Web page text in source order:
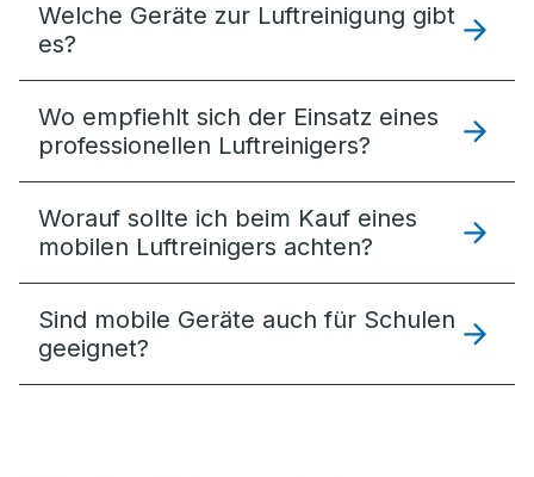
Welche Geräte zur Luftreinigung gibt
es?
Wo empfiehlt sich der Einsatz eines
professionellen Luftreinigers?
Worauf sollte ich beim Kauf eines
mobilen Luftreinigers achten?
Sind mobile Geräte auch für Schulen
geeignet?